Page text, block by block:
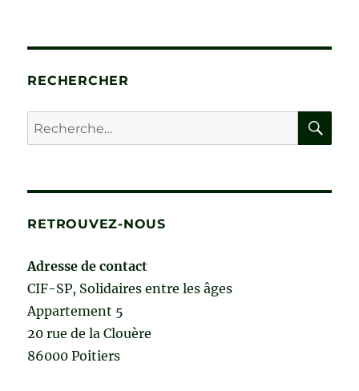
sont
RECHERCHER
Recherche
pour :
RETROUVEZ-NOUS
Adresse de contact
CIF-SP, Solidaires entre les âges
Appartement 5
20 rue de la Clouère
86000 Poitiers